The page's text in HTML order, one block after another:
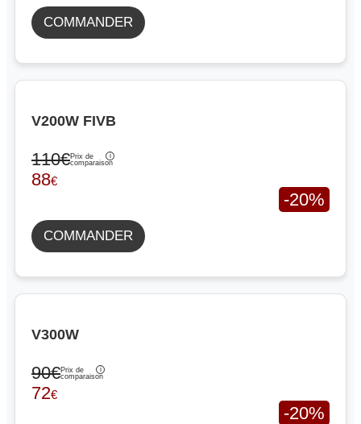
COMMANDER
V200W FIVB
110€Prix de
comparaison
88€
-20%
COMMANDER
V300W
90€Prix de
comparaison
72€
-20%